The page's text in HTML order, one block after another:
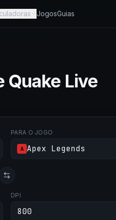
JogosGuias
Quake Live
PARA O JOGO
A Apex Legends
DPI